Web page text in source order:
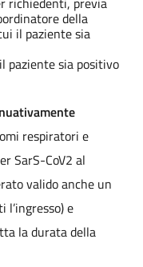
della
il paziente sia
paziente sia positivo
respiratori e
SarS-CoV2 al
valido anche un
e
la durata della